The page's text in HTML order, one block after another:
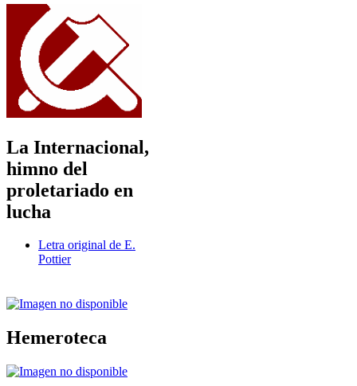
La Internacional,
himno del
proletariado en
lucha
Letra original de E.
Pottier
Hemeroteca